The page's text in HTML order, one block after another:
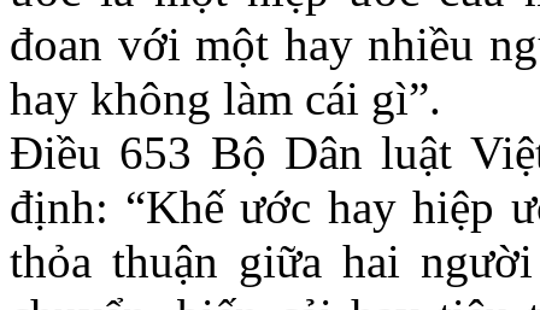
đoan với một hay nhiều
hay không làm cái gì”.
Điều 653 Bộ Dân luật
định: “Khế ước hay hiệp
thỏa thuận giữa hai